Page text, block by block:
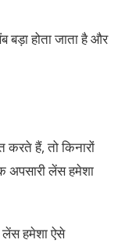
होता जाता है और
हैं, तो किनारों
अपसारी लेंस हमेशा
लेंस हमेशा ऐसे